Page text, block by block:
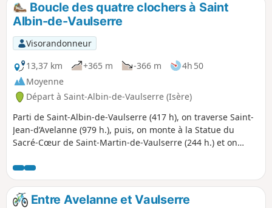
p
Boucle des quatre clochers à Saint
Albin-de-Vaulserre
Visorandonneur
13,37 km
+365 m -366 m
4h 50
Moyenne
Départ à Saint-Albin-de-Vaulserre (Isère)
Parti de Saint-Albin-de-Vaulserre (417 h), on traverse Saint-
Jean-d’Avelanne (979 h.), puis, on monte à la Statue du
Sacré-Cœur de Saint-Martin-de-Vaulserre (244 h.) et on
vues sur les montagnes environnantes. N.B. Allergiques au
goudron s’abstenir. Le parcours est en grande partie sur
petites routes.
Entre Avelanne et Vaulserre